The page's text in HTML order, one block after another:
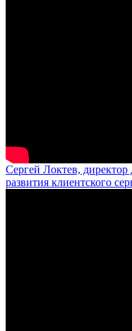
Сергей Локтев,
развития клиентского